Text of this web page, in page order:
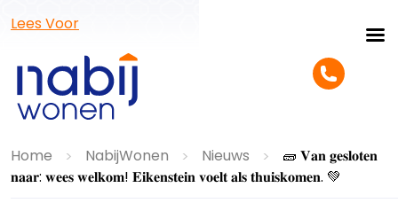
Lees Voor
Home > NabijWonen > Nieuws >
🧱 𝐕𝐚𝐧 𝐠𝐞𝐬𝐥𝐨𝐭𝐞𝐧
𝐧𝐚𝐚𝐫: 𝐰𝐞𝐞𝐬 𝐰𝐞𝐥𝐤𝐨𝐦! 𝐄𝐢𝐤𝐞𝐧𝐬𝐭𝐞𝐢𝐧 𝐯𝐨𝐞𝐥𝐭 𝐚𝐥𝐬 𝐭𝐡𝐮𝐢𝐬𝐤𝐨𝐦𝐞𝐧. 💚